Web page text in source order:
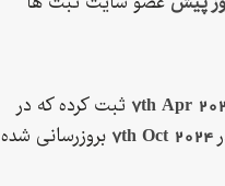
7th Apr ثبت کرده که در
7th Oct 2024 بروزرسانی شده